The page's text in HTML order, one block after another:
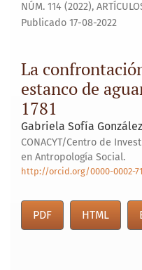
NÚM. 114 (2022),
La
estanco de
1781
Publicado 17-08-2022
Gabriela Sofía
CONACYT/Centro de
en Antropología Social.
http://orcid.org/0000-0002-
PDF HTML